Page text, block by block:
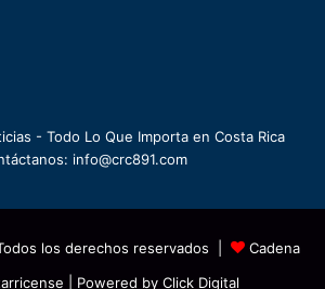
- Todo Lo Que Importa en Costa Rica
info@crc891.com
los derechos reservados |
Cadena
| Powered by Click Digital